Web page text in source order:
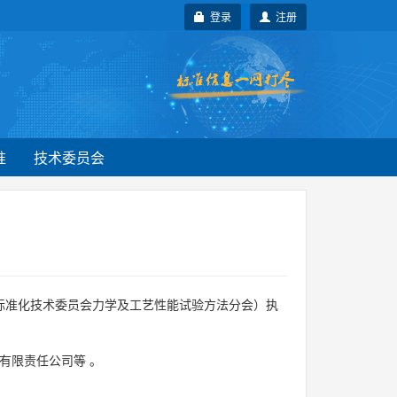
注册
登录
技术委员会
准化技术委员会力学及工艺性能试验方法分会）执
限责任公司等 。